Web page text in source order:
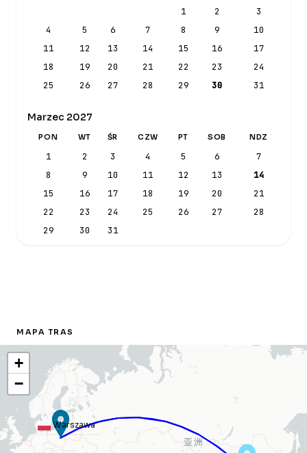
1 2
3
4
5 6 7 8 9
10
11
12 13 14 15 16
17
18
19 20 21 22 23
24
25
26 27 28 29 30 31
Marzec 2027
PON WT ŚR CZW PT SOB NDZ
1 2 3 4 5 6
7
8
9 10 11 12 13
14
15
16 17 18 19 20
21
22
23 24 25 26 27
28
29
30 31
MAPA TRAS
Warszawa
+
−